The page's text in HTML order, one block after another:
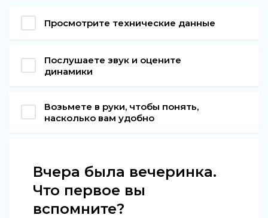
Просмотрите технические данные
Послушаете звук и оцените
динамики
Возьмете в руки, чтобы понять,
насколько вам удобно
Вчера была вечеринка.
Что первое вы
вспомните?